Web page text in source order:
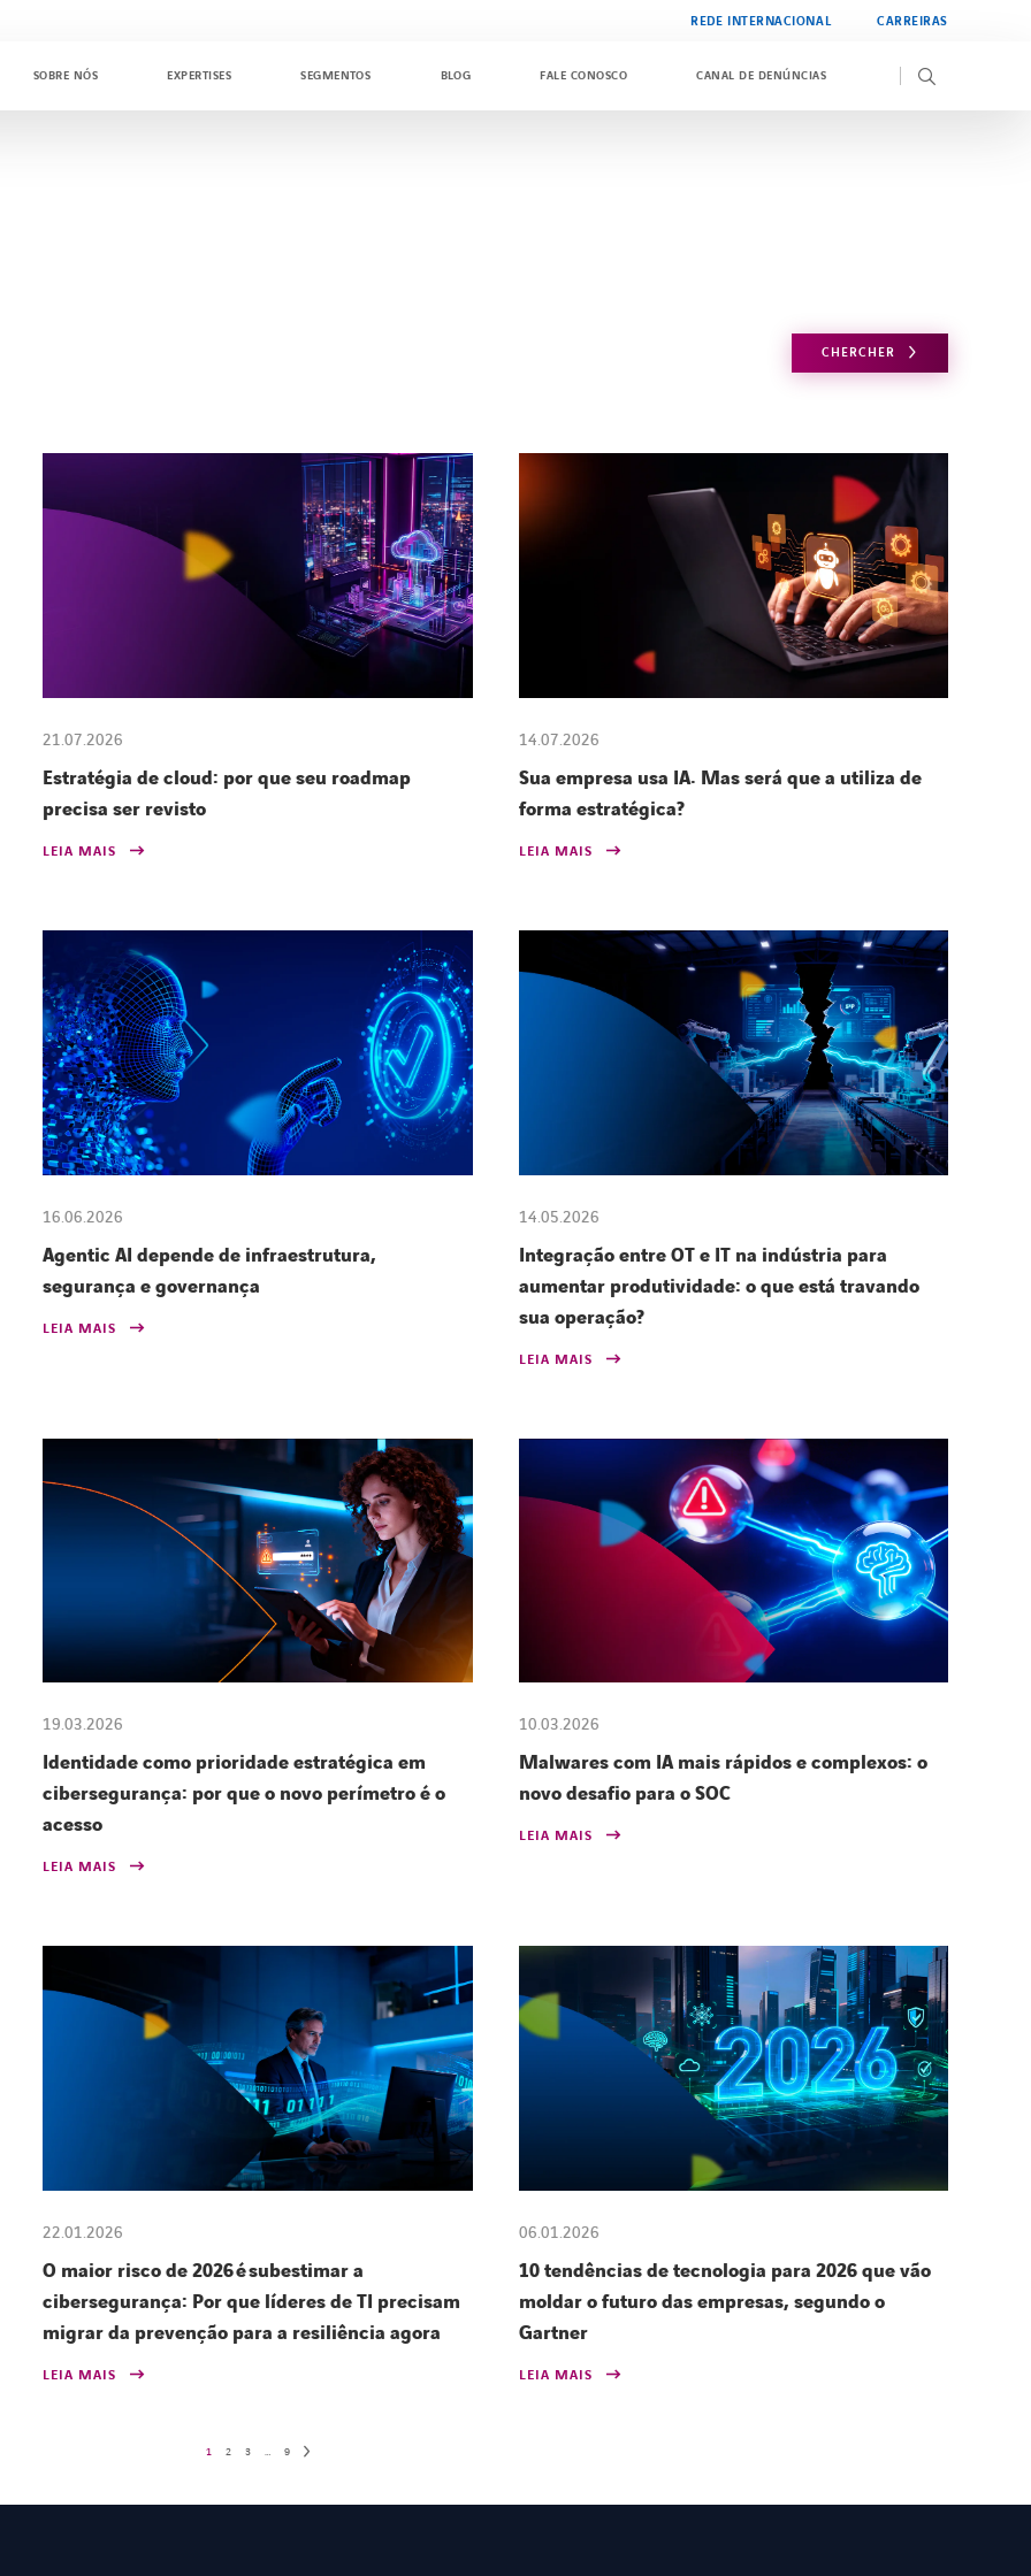
REDE INTERNACIONAL CARREIRAS
SOBRE NÓS EXPERTISES SEGMENTOS BLOG FALE CONOSCO CANAL DE DENÚNCIAS
CHERCHER
21.07.2026
Estratégia de cloud: por que seu roadmap
precisa ser revisto
LEIA MAIS
14.07.2026
Sua empresa usa IA. Mas será que a utiliza de
forma estratégica?
LEIA MAIS
16.06.2026
Agentic AI depende de infraestrutura,
segurança e governança
LEIA MAIS
14.05.2026
Integração entre OT e IT na indústria para
aumentar produtividade: o que está travando
sua operação?
LEIA MAIS
19.03.2026
Identidade como prioridade estratégica em
cibersegurança: por que o novo perímetro é o
acesso
LEIA MAIS
10.03.2026
Malwares com IA mais rápidos e complexos: o
novo desafio para o SOC
LEIA MAIS
22.01.2026
O maior risco de 2026 é subestimar a
cibersegurança: Por que líderes de TI precisam
migrar da prevenção para a resiliência agora
LEIA MAIS
06.01.2026
10 tendências de tecnologia para 2026 que vão
moldar o futuro das empresas, segundo o
Gartner
LEIA MAIS
1 2 3 … 9